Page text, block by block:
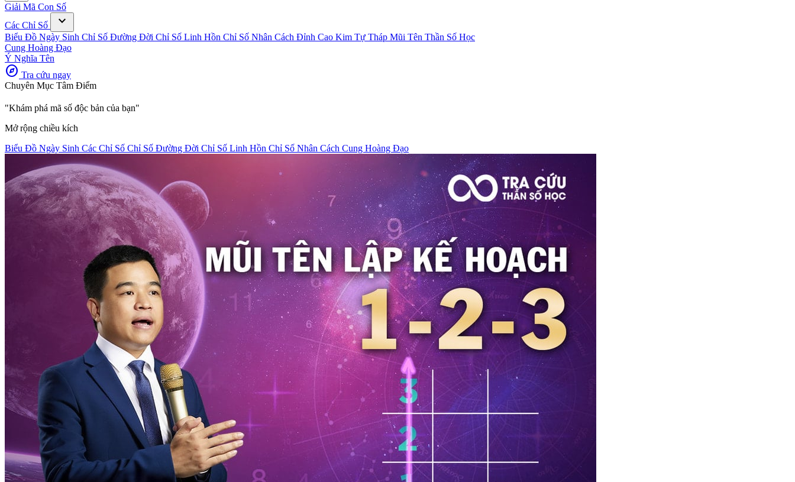
Giải Mã Con Số
Các Chỉ Số
expand_more
Biểu Đồ Ngày Sinh Chỉ Số Đường Đời Chỉ Số Linh Hồn Chỉ Số Nhân Cách Đỉnh Cao Kim Tự Tháp Mũi Tên Thần Số Học
Cung Hoàng Đạo
Ý Nghĩa Tên
explore Tra cứu ngay
Chuyên Mục Tâm Điểm
"Khám phá mã số độc bản của bạn"
Mở rộng chiều kích
Biểu Đồ Ngày Sinh Các Chỉ Số Chỉ Số Đường Đời Chỉ Số Linh Hồn Chỉ Số Nhân Cách Cung Hoàng Đạo